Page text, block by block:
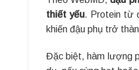
thiết yếu. Protein từ
khiến đậu phụ trở
Đặc biệt, hàm lượng